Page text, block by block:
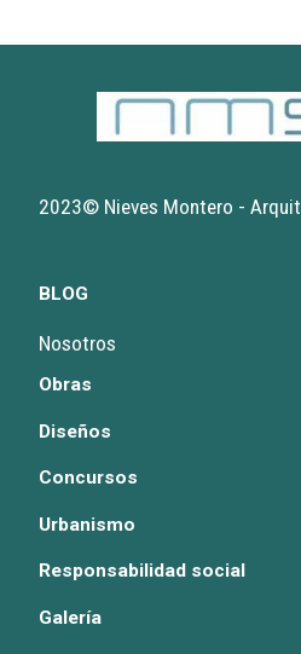
2023© Nieves Montero -
BLOG
Nosotros
Obras
Diseños
Concursos
Urbanismo
Responsabilidad social
Galería